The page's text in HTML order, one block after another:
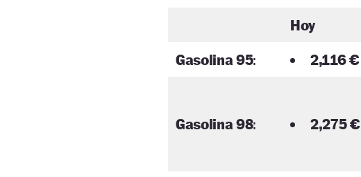
Hoy
Gasolina 95: 2,116 €
Gasolina 98: 2,275 €